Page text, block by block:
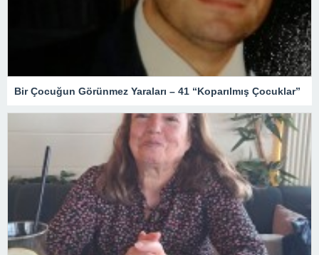
Bir Çocuğun Görünmez Yaraları – 41 “Koparılmış Çocuklar”